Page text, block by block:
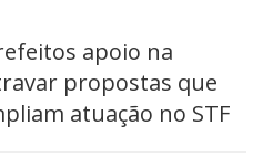
apoio na
propostas que
atuação no STF